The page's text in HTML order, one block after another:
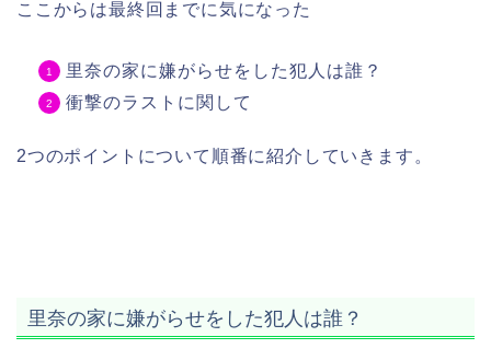
ここからは最終回までに気になった
里奈の家に嫌がらせをした犯人は誰？
衝撃のラストに関して
2つのポイントについて順番に紹介していきます。
里奈の家に嫌がらせをした犯人は誰？